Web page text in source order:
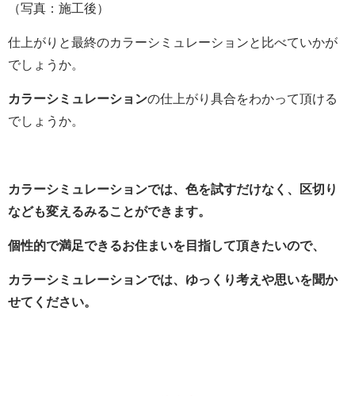
（写真：施工後）
仕上がりと最終のカラーシミュレーションと比べていかが
でしょうか。
カラーシミュレーションの仕上がり具合をわかって頂ける
でしょうか。
カラーシミュレーションでは、色を試すだけなく、区切り
なども変えるみることができます。
個性的で満足できるお住まいを目指して頂きたいので、
カラーシミュレーションでは、ゆっくり考えや思いを聞か
せてください。